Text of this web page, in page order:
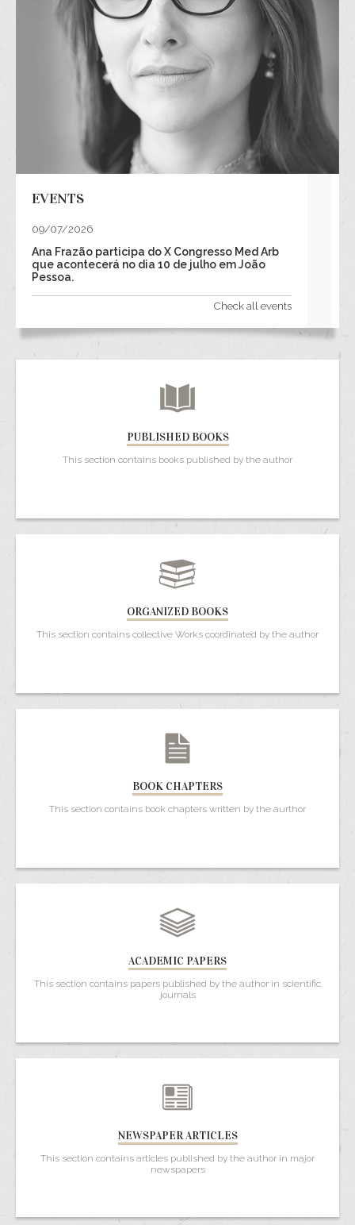
EVENTS
09/07/2026
Ana Frazão participa do X Congresso Med Arb
que acontecerá no dia 10 de julho em João
Pessoa.
Check all events
PUBLISHED BOOKS
This section contains books published by the author
ORGANIZED BOOKS
This section contains collective Works coordinated by the author
BOOK CHAPTERS
This section contains book chapters written by the aurthor
ACADEMIC PAPERS
This section contains papers published by the author in scientific
journals
NEWSPAPER ARTICLES
This section contains articles published by the author in major
newspapers